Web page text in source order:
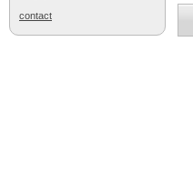
contact